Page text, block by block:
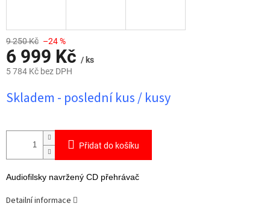
9 250 Kč –24 %
6 999 Kč / ks
5 784 Kč bez DPH
cena:
Skladem - poslední kus / kusy
Přidat do košíku
Audiofilsky navržený CD přehrávač
Detailní informace